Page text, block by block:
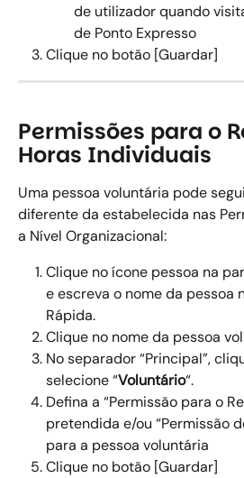
de utilizador quando
de Ponto Expresso
Clique no botão [Guardar]
Permissões para o
Horas Individuais
Uma pessoa voluntária pode
diferente da estabelecida nas
a Nível Organizacional:
Clique no ícone pessoa na
e escreva o nome da pessoa
Rápida.
Clique no nome da pessoa
No separador “Principal”,
selecione “Voluntário“.
Defina a “Permissão para o
pretendida e/ou “Permissão
para a pessoa voluntária
Clique no botão [Guardar]